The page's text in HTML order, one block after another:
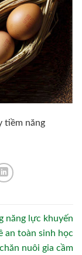
tiềm năng
năng lực khuyến
an toàn sinh học
nuôi gia cầm